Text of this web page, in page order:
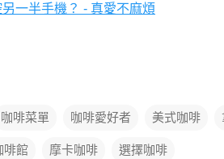
一半手機？ - 真愛不麻煩
咖啡菜單 咖啡愛好者 美式咖啡
啡館 摩卡咖啡 選擇咖啡